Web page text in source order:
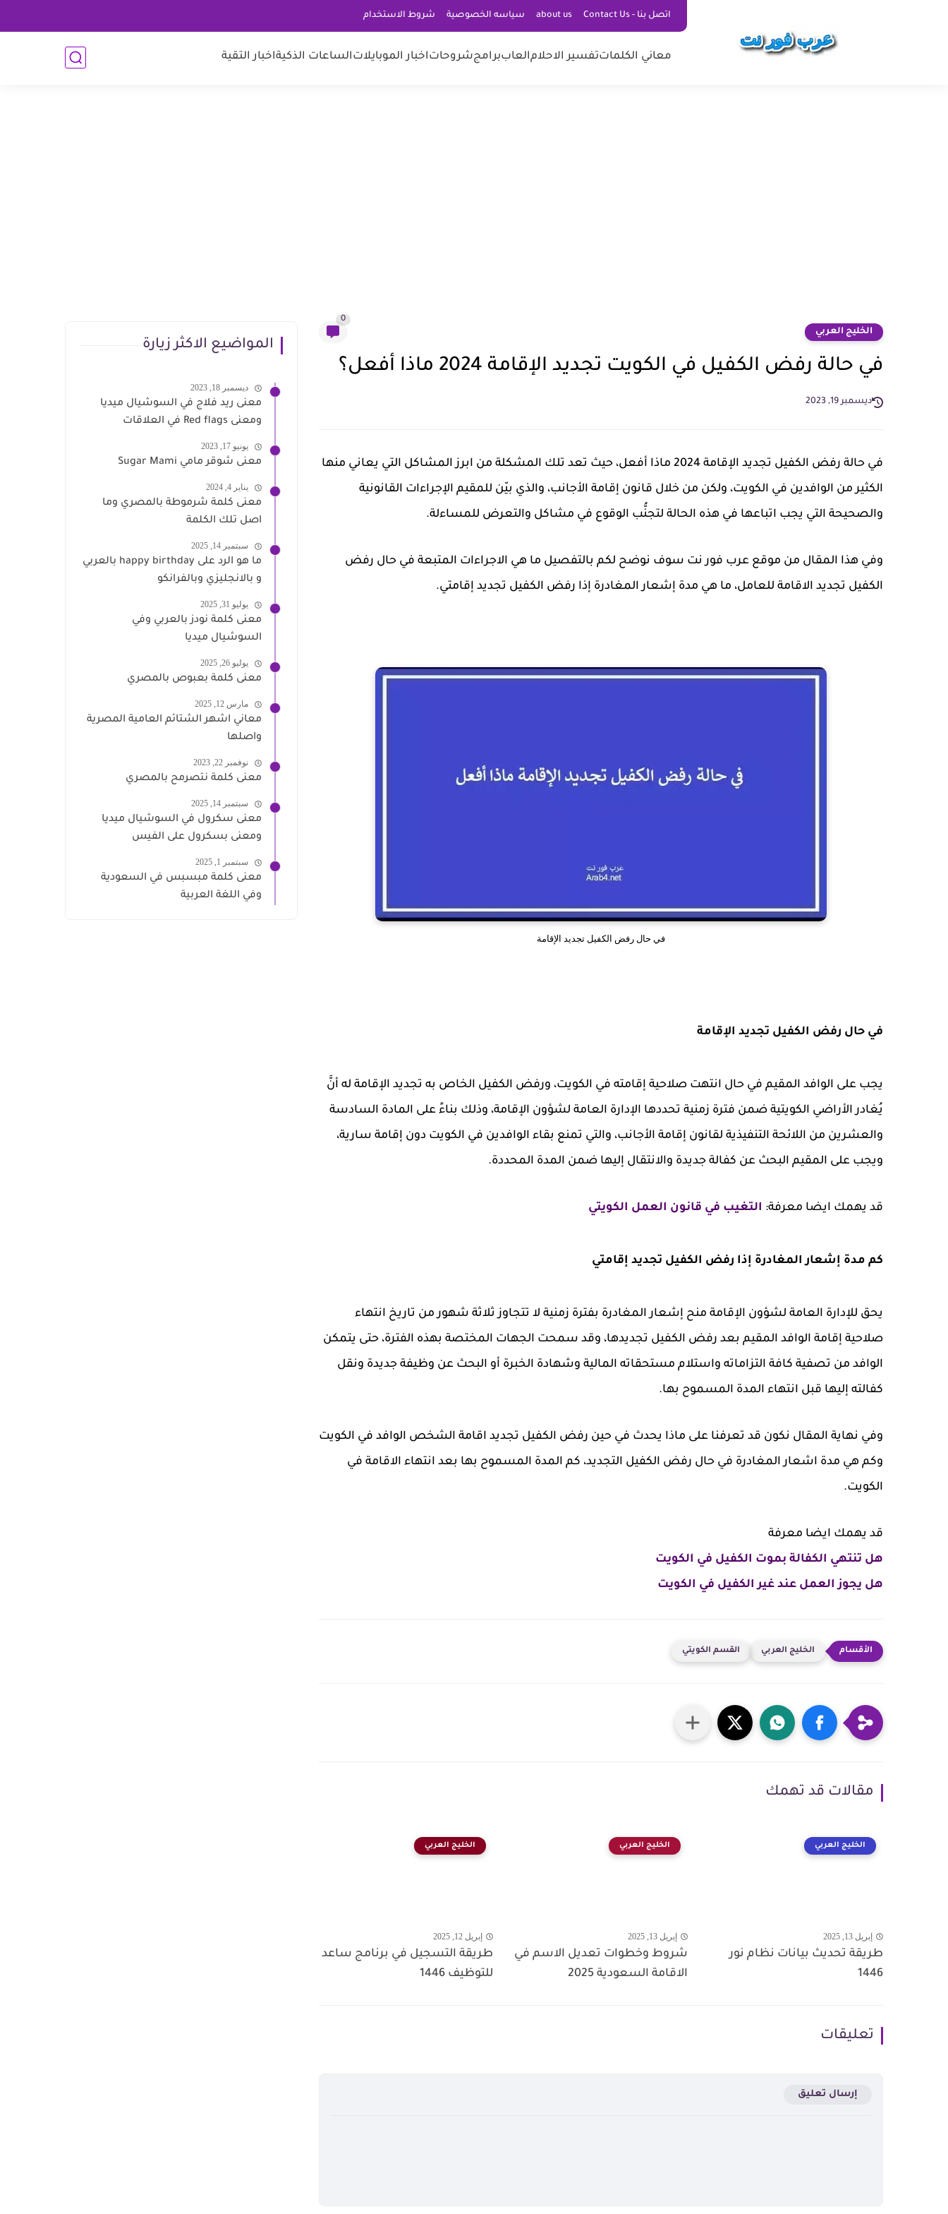
اتصل بنا - Contact Us about us سياسه الخصوصية شروط الاستخدام
معاني الكلماتتفسير الاحلامالعاببرامجشروحاتاخبار الموبايلاتالساعات الذكيةاخبار التقية
الخليج العربي
0
في حالة رفض الكفيل في الكويت تجديد الإقامة 2024 ماذا أفعل؟
ديسمبر 19, 2023
في حالة رفض الكفيل تجديد الإقامة 2024 ماذا أفعل، حيث تعد تلك المشكلة من ابرز المشاكل التي يعاني منها
الكثير من الوافدين في الكويت، ولكن من خلال قانون إقامة الأجانب، والذي بيّن للمقيم الإجراءات القانونية
والصحيحة التي يجب اتباعها في هذه الحالة لتجنُّب الوقوع في مشاكل والتعرض للمساءلة.
وفي هذا المقال من موقع عرب فور نت سوف نوضح لكم بالتفصيل ما هي الاجراءات المتبعة في حال رفض
الكفيل تجديد الاقامة للعامل، ما هي مدة إشعار المغادرة إذا رفض الكفيل تجديد إقامتي.
في حال رفض الكفيل تجديد الإقامة
في حال رفض الكفيل تجديد الإقامة
يجب على الوافد المقيم في حال انتهت صلاحية إقامته في الكويت، ورفض الكفيل الخاص به تجديد الإقامة له أنَّ
يُغادر الأراضي الكويتية ضمن فترة زمنية تحددها الإدارة العامة لشؤون الإقامة، وذلك بناءً على المادة السادسة
والعشرين من اللائحة التنفيذية لقانون إقامة الأجانب، والتي تمنع بقاء الوافدين في الكويت دون إقامة سارية،
ويجب على المقيم البحث عن كفالة جديدة والانتقال إليها ضمن المدة المحددة.
قد يهمك ايضا معرفة: التغيب في قانون العمل الكويتي
كم مدة إشعار المغادرة إذا رفض الكفيل تجديد إقامتي
يحق للإدارة العامة لشؤون الإقامة منح إشعار المغادرة بفترة زمنية لا تتجاوز ثلاثة شهور من تاريخ انتهاء
صلاحية إقامة الوافد المقيم بعد رفض الكفيل تجديدها، وقد سمحت الجهات المختصة بهذه الفترة، حتى يتمكن
الوافد من تصفية كافة التزاماته واستلام مستحقاته المالية وشهادة الخبرة أو البحث عن وظيفة جديدة ونقل
كفالته إليها قبل انتهاء المدة المسموح بها.
وفي نهاية المقال نكون قد تعرفنا على ماذا يحدث في حين رفض الكفيل تجديد اقامة الشخص الوافد في الكويت
وكم هي مدة اشعار المغادرة في حال رفض الكفيل التجديد، كم المدة المسموح بها بعد انتهاء الاقامة في
الكويت.
قد يهمك ايضا معرفة
هل تنتهي الكفالة بموت الكفيل في الكويت
هل يجوز العمل عند غير الكفيل في الكويت
الخليج العربي القسم الكويتي
مقالات قد تهمك
الخليج العربي
إبريل 13, 2025
طريقة تحديث بيانات نظام نور
1446
الخليج العربي
إبريل 13, 2025
شروط وخطوات تعديل الاسم في
الاقامة السعودية 2025
الخليج العربي
إبريل 12, 2025
طريقة التسجيل في برنامج ساعد
للتوظيف 1446
تعليقات
إرسال تعليق
المواضيع الاكثر زيارة
ديسمبر 18, 2023
معنى ريد فلاج في السوشيال ميديا
ومعنى Red flags في العلاقات
يونيو 17, 2023
معنى شوقر مامي Sugar Mami
يناير 4, 2024
معنى كلمة شرموطة بالمصري وما
اصل تلك الكلمة
سبتمبر 14, 2025
ما هو الرد على happy birthday بالعربي
و بالانجليزي وبالفرانكو
يوليو 31, 2025
معنى كلمة نودز بالعربي وفي
السوشيال ميديا
يوليو 26, 2025
معنى كلمة بعبوص بالمصري
مارس 12, 2025
معاني اشهر الشتائم العامية المصرية
واصلها
نوفمبر 22, 2023
معنى كلمة نتصرمح بالمصري
سبتمبر 14, 2025
معنى سكرول في السوشيال ميديا
ومعنى بسكرول على الفيس
سبتمبر 1, 2025
معنى كلمة مبسبس في السعودية
وفي اللغة العربية